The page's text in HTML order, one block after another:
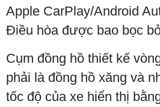
Apple CarPlay/Android
Điều hòa được bao bọc
Cụm đồng hồ thiết kế
phải là đồng hồ xăng và
tốc độ của xe hiển thị